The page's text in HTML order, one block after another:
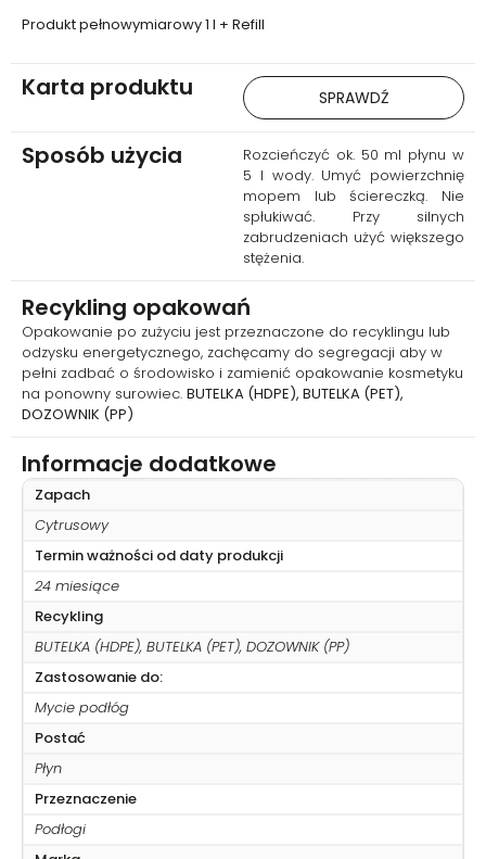
Produkt pełnowymiarowy 1 l + Refill
Karta produktu SPRAWDŹ
Sposób użycia
Rozcieńczyć ok. 50 ml płynu w
5 l wody. Umyć powierzchnię
mopem lub ściereczką. Nie
spłukiwać. Przy silnych
zabrudzeniach użyć większego
stężenia.
Recykling opakowań
Opakowanie po zużyciu jest przeznaczone do recyklingu lub
odzysku energetycznego, zachęcamy do segregacji aby w
pełni zadbać o środowisko i zamienić opakowanie kosmetyku
na ponowny surowiec. BUTELKA (HDPE), BUTELKA (PET),
DOZOWNIK (PP)
Informacje dodatkowe
Zapach
Cytrusowy
Termin ważności od daty produkcji
24 miesiące
Recykling
BUTELKA (HDPE), BUTELKA (PET), DOZOWNIK (PP)
Zastosowanie do:
Mycie podłóg
Postać
Płyn
Przeznaczenie
Podłogi